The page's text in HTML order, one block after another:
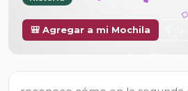
🎒 Agregar a mi Mochila